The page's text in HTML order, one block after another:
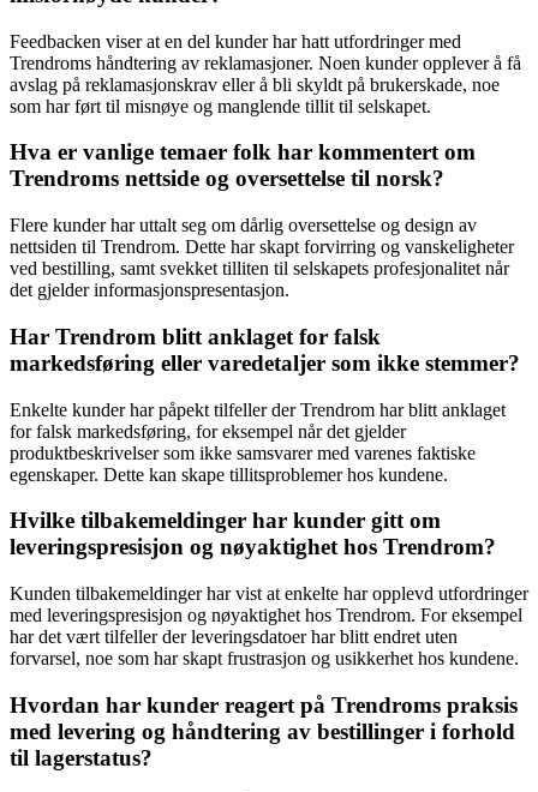
Feedbacken viser at en del kunder har hatt utfordringer med
Trendroms håndtering av reklamasjoner. Noen kunder opplever å få
avslag på reklamasjonskrav eller å bli skyldt på brukerskade, noe
som har ført til misnøye og manglende tillit til selskapet.
Hva er vanlige temaer folk har kommentert om
Trendroms nettside og oversettelse til norsk?
Flere kunder har uttalt seg om dårlig oversettelse og design av
nettsiden til Trendrom. Dette har skapt forvirring og vanskeligheter
ved bestilling, samt svekket tilliten til selskapets profesjonalitet når
det gjelder informasjonspresentasjon.
Har Trendrom blitt anklaget for falsk
markedsføring eller varedetaljer som ikke stemmer?
Enkelte kunder har påpekt tilfeller der Trendrom har blitt anklaget
for falsk markedsføring, for eksempel når det gjelder
produktbeskrivelser som ikke samsvarer med varenes faktiske
egenskaper. Dette kan skape tillitsproblemer hos kundene.
Hvilke tilbakemeldinger har kunder gitt om
leveringspresisjon og nøyaktighet hos Trendrom?
Kunden tilbakemeldinger har vist at enkelte har opplevd utfordringer
med leveringspresisjon og nøyaktighet hos Trendrom. For eksempel
har det vært tilfeller der leveringsdatoer har blitt endret uten
forvarsel, noe som har skapt frustrasjon og usikkerhet hos kundene.
Hvordan har kunder reagert på Trendroms praksis
med levering og håndtering av bestillinger i forhold
til lagerstatus?